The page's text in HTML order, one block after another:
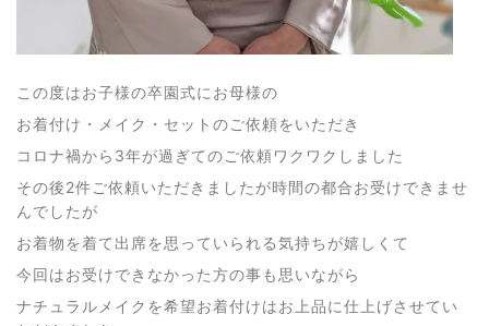
この度はお子様の卒園式にお母様の
お着付け・メイク・セットのご依頼をいただき
コロナ禍から3年が過ぎてのご依頼ワクワクしました
その後2件ご依頼いただきましたが時間の都合お受けできませ
んでしたが
お着物を着て出席を思っていられる気持ちが嬉しくて
今回はお受けできなかった方の事も思いながら
ナチュラルメイクを希望お着付けはお上品に仕上げさせてい